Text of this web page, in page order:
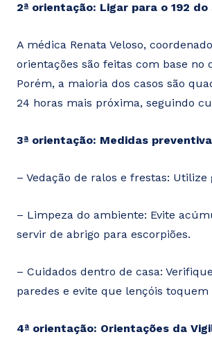
2ª orientação: Ligar para o 192 do
A médica Renata Veloso,
orientações são feitas com base no
Porém, a maioria dos casos são
24 horas mais próxima, seguindo
3ª orientação: Medidas
– Vedação de ralos e frestas:
– Limpeza do ambiente: Evite
servir de abrigo para escorpiões.
– Cuidados dentro de casa:
paredes e evite que lençóis toquem
4ª orientação: Orientações da